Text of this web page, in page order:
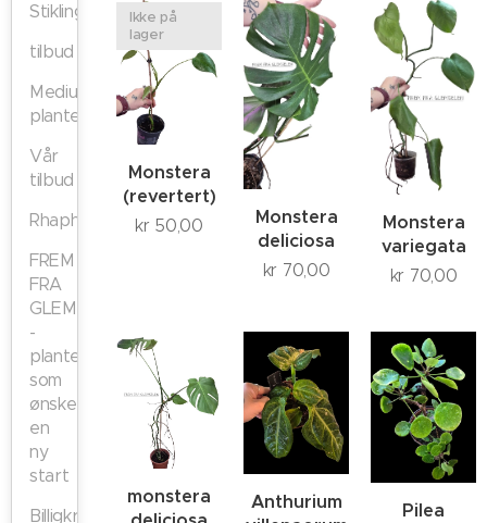
Stiklinger
tilbud
Medium
planter
Vår
tilbud
Rhaphidophora
FREM
FRA
GLEMSELEN
-
planter
som
ønsker
en
ny
start
Billigkroken
Monstera
(revertert)
Ikke på
lager
kr 50,00
Monstera
deliciosa
kr 70,00
Monstera
variegata
kr 70,00
monstera
Anthurium
Pilea